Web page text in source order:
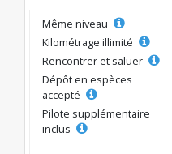
Même niveau
Kilométrage illimité
Rencontrer et saluer
Dépôt en espèces
accepté
Pilote supplémentaire
inclus